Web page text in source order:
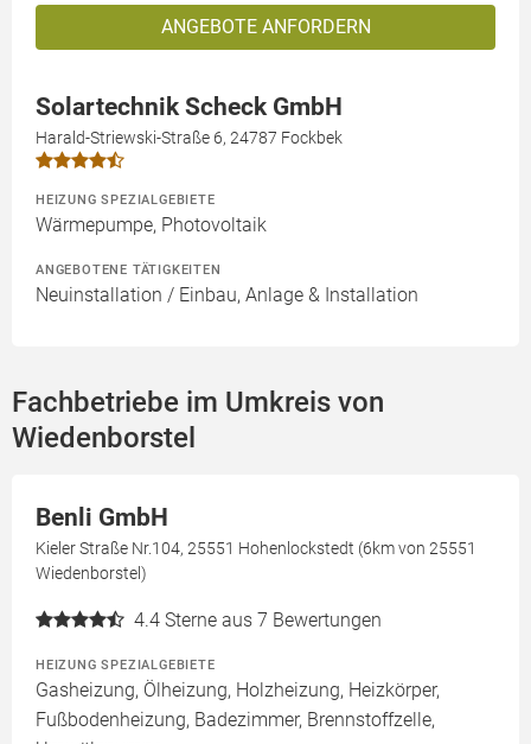
ANGEBOTE ANFORDERN
Solartechnik Scheck GmbH
Harald-Striewski-Straße 6, 24787 Fockbek
HEIZUNG SPEZIALGEBIETE
Wärmepumpe, Photovoltaik
ANGEBOTENE TÄTIGKEITEN
Neuinstallation / Einbau, Anlage & Installation
Fachbetriebe im Umkreis von
Wiedenborstel
Benli GmbH
Kieler Straße Nr.104, 25551 Hohenlockstedt (6km von 25551
Wiedenborstel)
4.4 Sterne aus 7 Bewertungen
HEIZUNG SPEZIALGEBIETE
Gasheizung, Ölheizung, Holzheizung, Heizkörper,
Fußbodenheizung, Badezimmer, Brennstoffzelle,